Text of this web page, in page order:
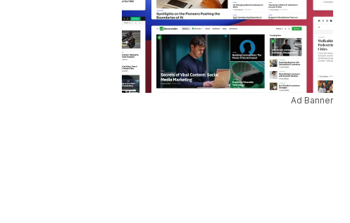
Ad Banner